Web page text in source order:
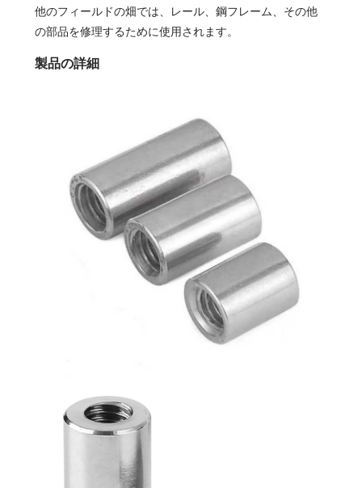
他のフィールドの畑では、レール、鋼フレーム、その他
の部品を修理するために使用されます。
製品の詳細